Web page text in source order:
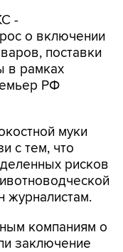
-
о включении
поставки
в рамках
РФ
муки
с тем, что
рисков
журналистам.
компаниям о
заключение